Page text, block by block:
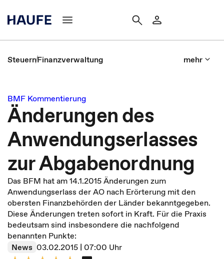
SteuernFinanzverwaltung mehr
BMF Kommentierung
Änderungen des
Anwendungserlasses
zur Abgabenordnung
Das BFM hat am 14.1.2015 Änderungen zum
Anwendungserlass der AO nach Erörterung mit den
obersten Finanzbehörden der Länder bekanntgegeben.
Diese Änderungen treten sofort in Kraft. Für die Praxis
bedeutsam sind insbesondere die nachfolgend
benannten Punkte:
News 03.02.2015 | 07:00 Uhr